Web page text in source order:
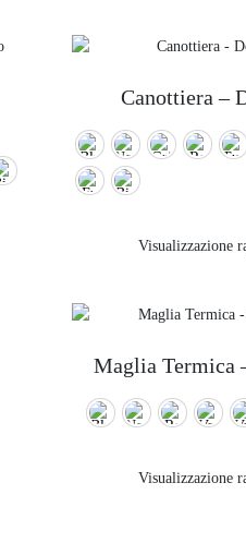
Canottiera –
Visualizzazione
Maglia Termica
Visualizzazione